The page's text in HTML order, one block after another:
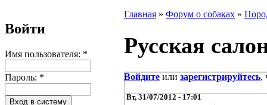
Войти
Имя пользователя: *
Пароль: *
Главная » Форум о собаках »
Русская
Войдите или зарегистрируйтесь,
Вт, 31/07/2012 - 17:01